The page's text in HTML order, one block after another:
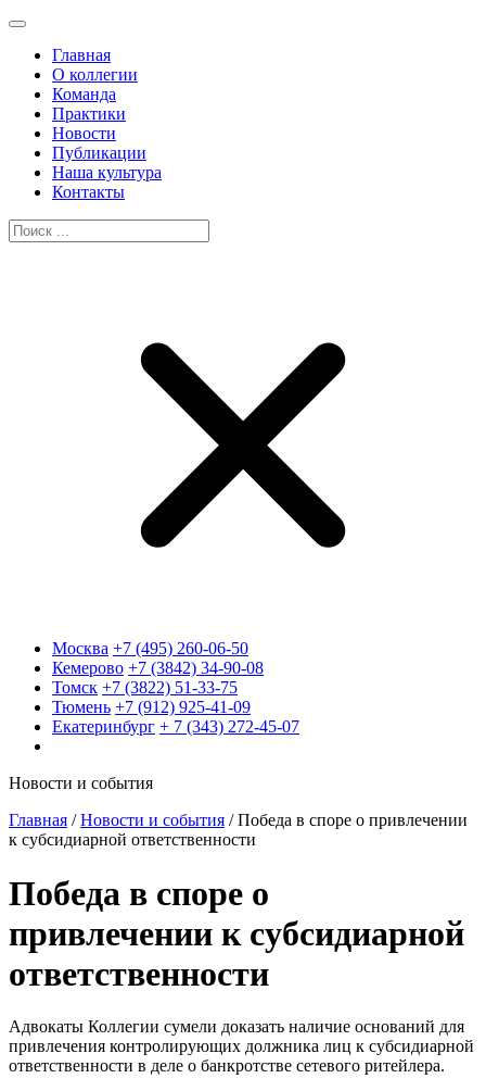
Главная
О коллегии
Команда
Практики
Новости
Публикации
Наша культура
Контакты
Москва +7 (495) 260-06-50
Кемерово +7 (3842) 34-90-08
Томск +7 (3822) 51-33-75
Тюмень +7 (912) 925-41-09
Екатеринбург + 7 (343) 272-45-07
Новости и события
Главная /Новости и события /Победа в споре о привлечении
к субсидиарной ответственности
Победа в споре о
привлечении к субсидиарной
ответственности
Адвокаты Коллегии сумели доказать наличие оснований для
привлечения контролирующих должника лиц к субсидиарной
ответственности в деле о банкротстве сетевого ритейлера.